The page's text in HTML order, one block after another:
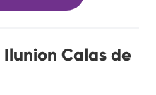
Calas de